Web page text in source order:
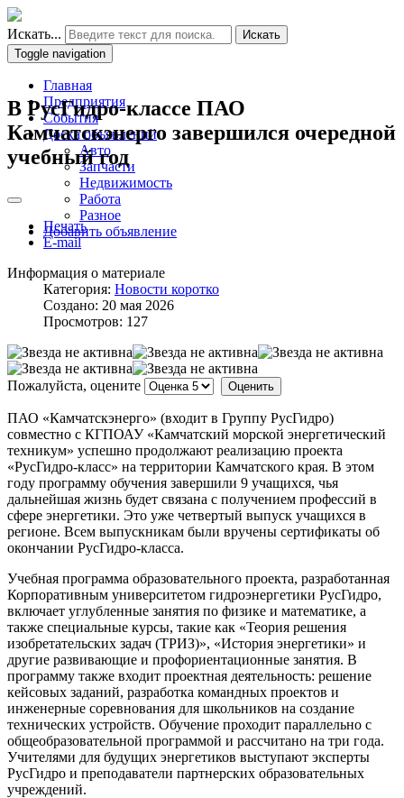
Искать...
Искать
Toggle navigation
Главная
Предприятия
События
Доска объявлений
Авто
Запчасти
Недвижимость
Работа
Разное
Добавить объявление
В РусГидро-классе ПАО
Камчатскэнерго завершился очередной
учебный год
Печать
E-mail
Информация о материале
Категория: Новости коротко
Создано: 20 мая 2026
Просмотров: 127
Пожалуйста, оцените
ПАО «Камчатскэнерго» (входит в Группу РусГидро)
совместно с КГПОАУ «Камчатский морской энергетический
техникум» успешно продолжают реализацию проекта
«РусГидро-класс» на территории Камчатского края. В этом
году программу обучения завершили 9 учащихся, чья
дальнейшая жизнь будет связана с получением профессий в
сфере энергетики. Это уже четвертый выпуск учащихся в
регионе. Всем выпускникам были вручены сертификаты об
окончании РусГидро-класса.
Учебная программа образовательного проекта, разработанная
Корпоративным университетом гидроэнергетики РусГидро,
включает углубленные занятия по физике и математике, а
также специальные курсы, такие как «Теория решения
изобретательских задач (ТРИЗ)», «История энергетики» и
другие развивающие и профориентационные занятия. В
программу также входит проектная деятельность: решение
кейсовых заданий, разработка командных проектов и
инженерные соревнования для школьников на создание
технических устройств. Обучение проходит параллельно с
общеобразовательной программой и рассчитано на три года.
Учителями для будущих энергетиков выступают эксперты
РусГидро и преподаватели партнерских образовательных
учреждений.